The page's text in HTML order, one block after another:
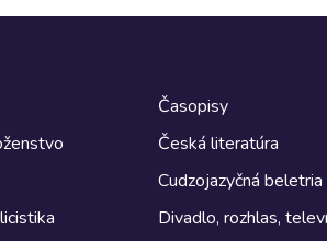
Časopisy
Česká literatúra
Cudzojazyčná beletria
Divadlo, rozhlas,